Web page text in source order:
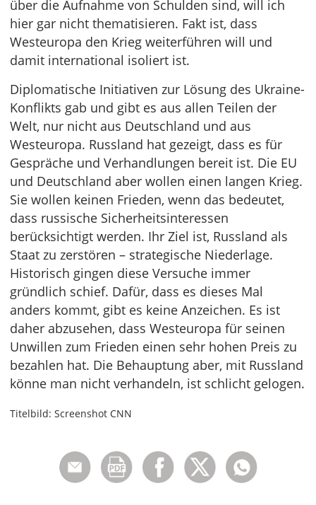
über die Aufnahme von Schulden sind, will ich
hier gar nicht thematisieren. Fakt ist, dass
Westeuropa den Krieg weiterführen will und
damit international isoliert ist.
Diplomatische Initiativen zur Lösung des Ukraine-
Konflikts gab und gibt es aus allen Teilen der
Welt, nur nicht aus Deutschland und aus
Westeuropa. Russland hat gezeigt, dass es für
Gespräche und Verhandlungen bereit ist. Die EU
und Deutschland aber wollen einen langen Krieg.
Sie wollen keinen Frieden, wenn das bedeutet,
dass russische Sicherheitsinteressen
berücksichtigt werden. Ihr Ziel ist, Russland als
Staat zu zerstören – strategische Niederlage.
Historisch gingen diese Versuche immer
gründlich schief. Dafür, dass es dieses Mal
anders kommt, gibt es keine Anzeichen. Es ist
daher abzusehen, dass Westeuropa für seinen
Unwillen zum Frieden einen sehr hohen Preis zu
bezahlen hat. Die Behauptung aber, mit Russland
könne man nicht verhandeln, ist schlicht gelogen.
Titelbild: Screenshot CNN